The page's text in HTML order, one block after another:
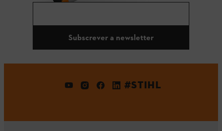
Subscrever a newsletter
#STIHL